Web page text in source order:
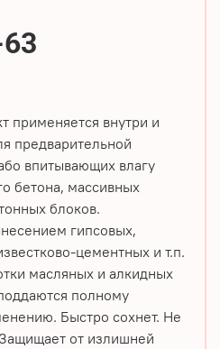
применяется внутри и
предварительной
впитывающих влагу
бетона, массивных
блоков.
гипсовых,
цементных и т.п.
масляных и алкидных
полному
Быстро сохнет. Не
от излишней